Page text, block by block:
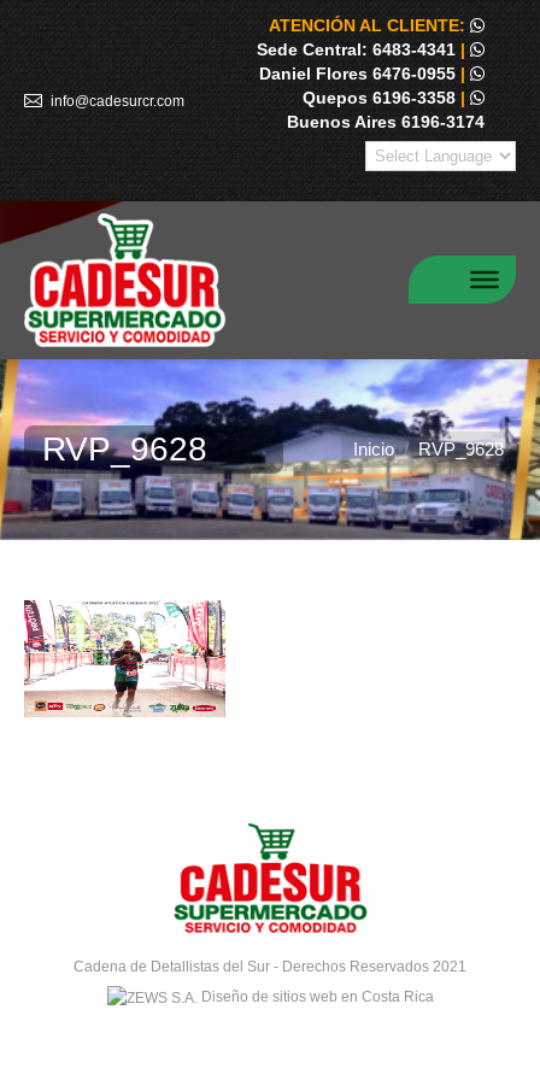
info@cadesurcr.com
ATENCIÓN AL CLIENTE:
Sede Central: 6483-4341 |
Daniel Flores 6476-0955 |
Quepos 6196-3358 |
Buenos Aires 6196-3174
RVP_9628 Estás aquí:Inicio RVP_9628
Cadena de Detallistas del Sur - Derechos Reservados 2021
Diseño de sitios web en Costa Rica